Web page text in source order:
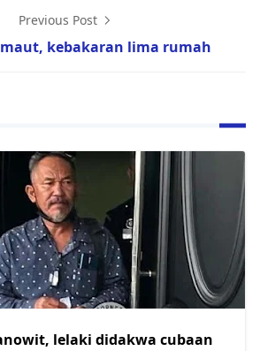
Previous Post
kebakaran lima rumah
lelaki didakwa cubaan